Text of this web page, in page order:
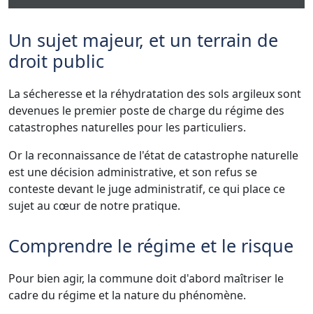
Un sujet majeur, et un terrain de
droit public
La sécheresse et la réhydratation des sols argileux sont
devenues le premier poste de charge du régime des
catastrophes naturelles pour les particuliers.
Or la reconnaissance de l'état de catastrophe naturelle
est une décision administrative, et son refus se
conteste devant le juge administratif, ce qui place ce
sujet au cœur de notre pratique.
Comprendre le régime et le risque
Pour bien agir, la commune doit d'abord maîtriser le
cadre du régime et la nature du phénomène.